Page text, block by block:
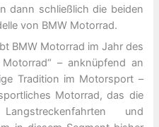
dann schließlich die beiden
von BMW Motorrad.
BMW Motorrad im Jahr des
– anknüpfend an
Tradition im Motorsport –
Motorrad, das die
und